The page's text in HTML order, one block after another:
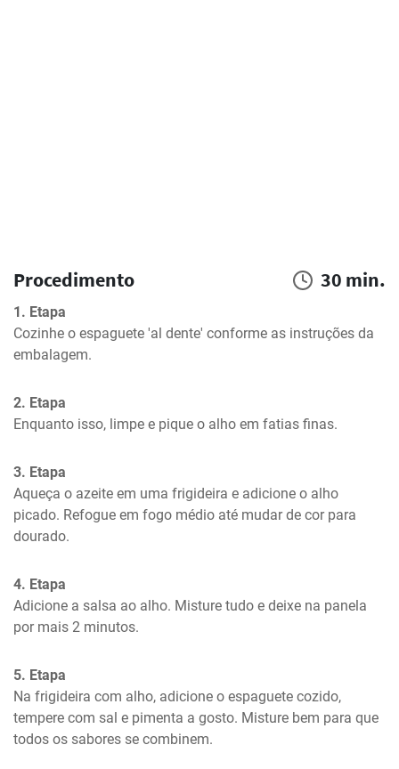
Procedimento 30 min.
1. Etapa
Cozinhe o espaguete 'al dente' conforme as instruções da
embalagem.
2. Etapa
Enquanto isso, limpe e pique o alho em fatias finas.
3. Etapa
Aqueça o azeite em uma frigideira e adicione o alho
picado. Refogue em fogo médio até mudar de cor para
dourado.
4. Etapa
Adicione a salsa ao alho. Misture tudo e deixe na panela
por mais 2 minutos.
5. Etapa
Na frigideira com alho, adicione o espaguete cozido,
tempere com sal e pimenta a gosto. Misture bem para que
todos os sabores se combinem.